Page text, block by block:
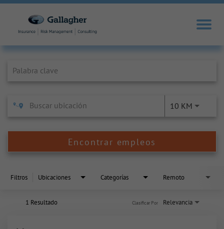
10 KM
Encontrar empleos
Filtros Ubicaciones Categorías Remoto
1 Resultado Relevancia
Clasificar Por